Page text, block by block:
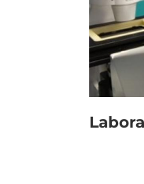
Link